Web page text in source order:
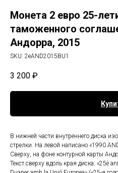
Монета 2 евро 25-
таможенного
Андорра, 2015
SKU: 2eAND2015BU1
3 200 ₽
В нижней части внутреннего диска
стрелки. На левой написано «1990
Сверху, на фоне контурной карты
Текст сверху вдоль края диска: «25è